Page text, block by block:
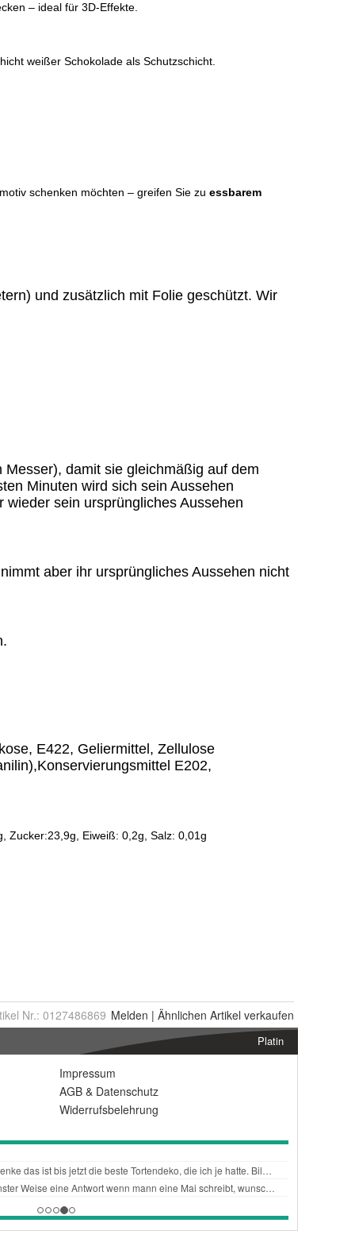
Nr.: 0127486869 Melden | Ähnlichen Artikel verkaufen
Platin
Impressum
AGB & Datenschutz
Widerrufsbelehrung